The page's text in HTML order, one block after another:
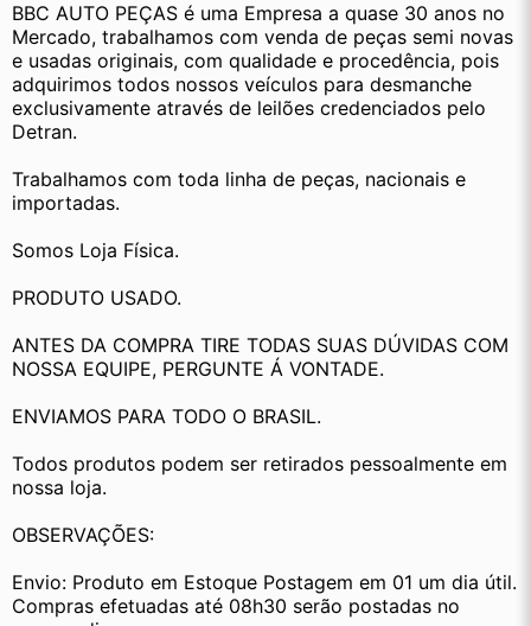
BBC AUTO PEÇAS é uma Empresa a quase 30 anos no
Mercado, trabalhamos com venda de peças semi novas
e usadas originais, com qualidade e procedência, pois
adquirimos todos nossos veículos para desmanche
exclusivamente através de leilões credenciados pelo
Detran.
Trabalhamos com toda linha de peças, nacionais e
importadas.
Somos Loja Física.
PRODUTO USADO.
ANTES DA COMPRA TIRE TODAS SUAS DÚVIDAS COM
NOSSA EQUIPE, PERGUNTE Á VONTADE.
ENVIAMOS PARA TODO O BRASIL.
Todos produtos podem ser retirados pessoalmente em
nossa loja.
OBSERVAÇÕES:
Envio: Produto em Estoque Postagem em 01 um dia útil.
Compras efetuadas até 08h30 serão postadas no